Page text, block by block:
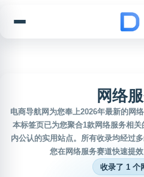
网络
电商导航网为您奉上2026年最新的网
本标签页已为您聚合1款网络服务相
内公认的实用站点。所有收录均经过
您在网络服务赛道快速提
收录了 1 个